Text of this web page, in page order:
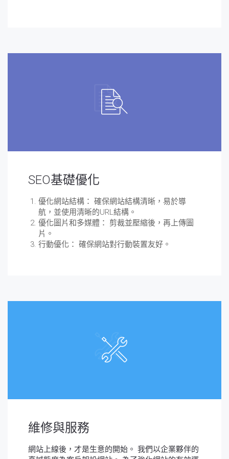
SEO基礎優化
優化網站結構： 確保網站結構清晰，易於導
航，並使用清晰的URL結構。
優化圖片和多媒體： 剪裁並壓縮後，再上傳圖
片。
行動優化： 確保網站對行動裝置友好。
維修與服務
網站上線後，才是生意的開始。 我們以企業夥伴的